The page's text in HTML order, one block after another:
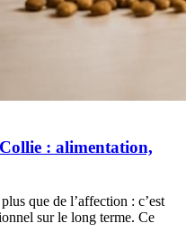
: alimentation,
que de l’affection : c’est
sur le long terme. Ce